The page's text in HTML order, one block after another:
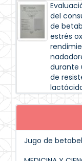
del
de
estrés
durante
de
Jugo de betabel